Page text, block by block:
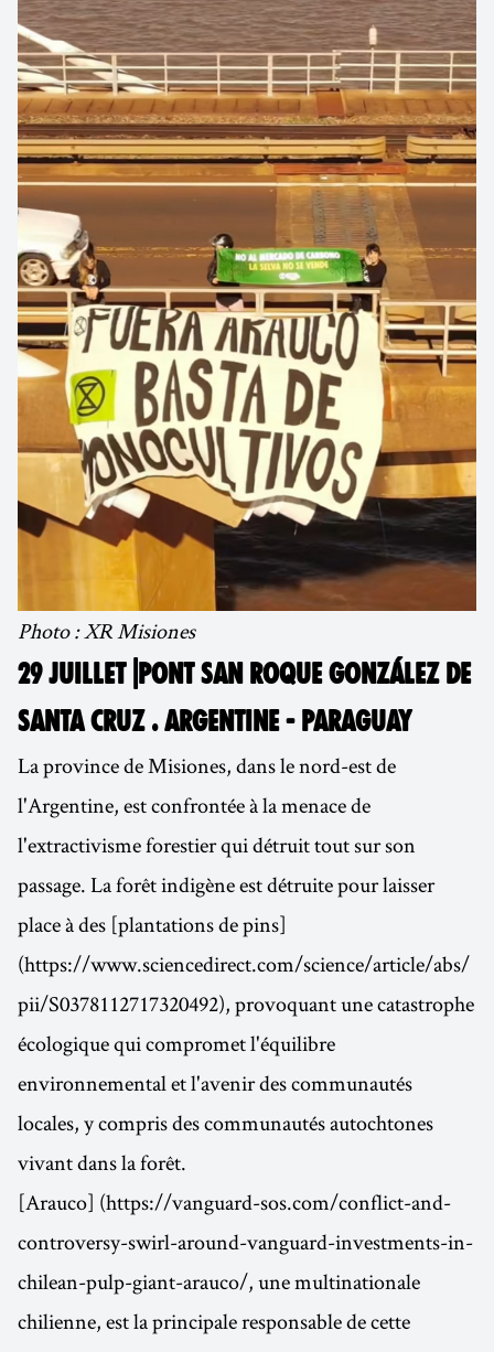
Photo : XR Misiones
29 JUILLET |PONT SAN ROQUE GONZÁLEZ DE
SANTA CRUZ . ARGENTINE - PARAGUAY
La province de Misiones, dans le nord-est de
l'Argentine, est confrontée à la menace de
l'extractivisme forestier qui détruit tout sur son
passage. La forêt indigène est détruite pour laisser
place à des [plantations de pins]
(https://www.sciencedirect.com/science/article/abs/
pii/S0378112717320492), provoquant une catastrophe
écologique qui compromet l'équilibre
environnemental et l'avenir des communautés
locales, y compris des communautés autochtones
vivant dans la forêt.
[Arauco] (https://vanguard-sos.com/conflict-and-
controversy-swirl-around-vanguard-investments-in-
chilean-pulp-giant-arauco/, une multinationale
chilienne, est la principale responsable de cette